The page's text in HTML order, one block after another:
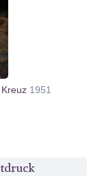
1951